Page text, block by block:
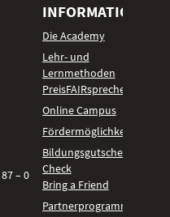
– 0
INFORMATIONEN
Die Academy
Lehr- und
Lernmethoden
PreisFAIRsprechen
Online Campus
Fördermöglichkeiten
Bildungsgutschein
Check
Bring a Friend
Partnerprogramm